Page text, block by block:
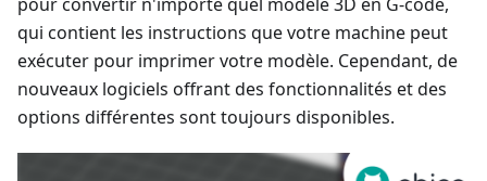
qui contient les instructions que votre machine peut
exécuter pour imprimer votre modèle. Cependant, de
nouveaux logiciels offrant des fonctionnalités et des
options différentes sont toujours disponibles.